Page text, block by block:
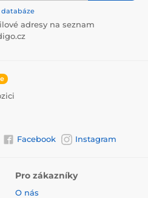
databáze
adresy na seznam
Facebook Instagram
Pro zákazníky
O nás